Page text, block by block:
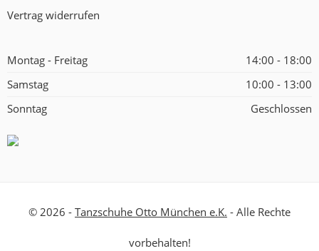
Vertrag widerrufen
Montag - Freitag
14:00 - 18:00
Samstag
10:00 - 13:00
Sonntag
Geschlossen
© 2026 - Tanzschuhe Otto München e.K. - Alle Rechte
vorbehalten!